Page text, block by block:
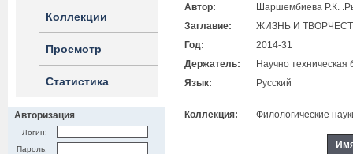
Коллекции
Просмотр
Статистика
Авторизация
Логин:
Пароль:
Автор:
Шаршембиева Р.К.
Заглавие:
ЖИЗНЬ И
Год:
2014-31
Держатель:
Научно техническая
Язык:
Русский
Коллекция: Филологические